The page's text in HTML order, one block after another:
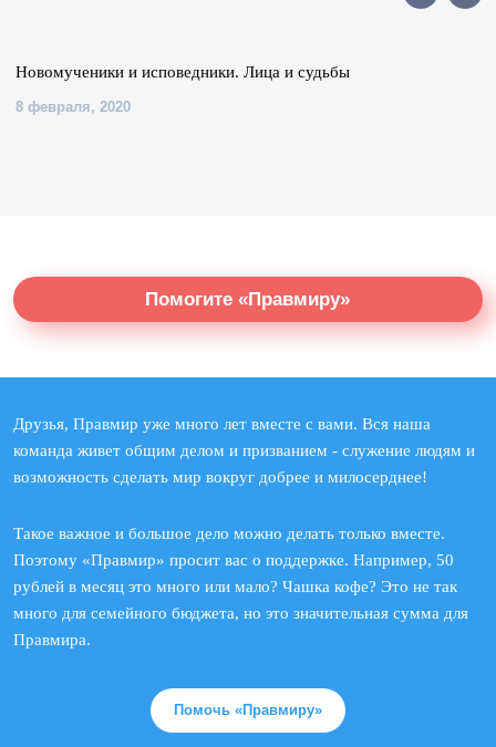
Новомученики и исповедники. Лица и судьбы
8 февраля, 2020
Помогите «Правмиру»
Друзья, Правмир уже много лет вместе с вами. Вся наша
команда живет общим делом и призванием - служение людям и
возможность сделать мир вокруг добрее и милосерднее!
Такое важное и большое дело можно делать только вместе.
Поэтому «Правмир» просит вас о поддержке. Например, 50
рублей в месяц это много или мало? Чашка кофе? Это не так
много для семейного бюджета, но это значительная сумма для
Правмира.
Помочь «Правмиру»